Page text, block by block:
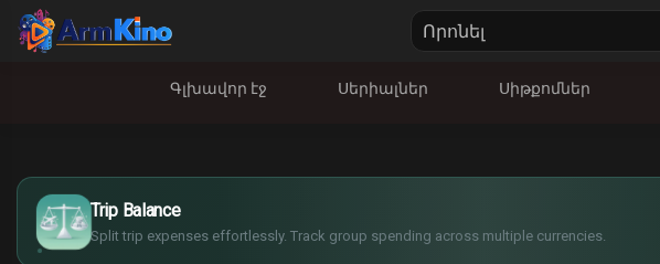
Գլխավոր էջ Սերիալներ Սիթքոմներ
Trip Balance
Split trip expenses effortlessly. Track group spending across multiple currencies.
$
€
¥